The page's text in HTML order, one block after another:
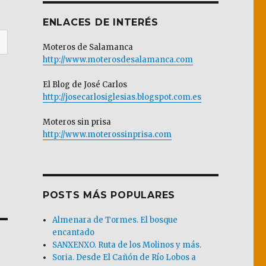
ENLACES DE INTERÉS
Moteros de Salamanca
http://www.moterosdesalamanca.com
El Blog de José Carlos
http://josecarlosiglesias.blogspot.com.es
Moteros sin prisa
http://www.moterossinprisa.com
POSTS MÁS POPULARES
Almenara de Tormes. El bosque
encantado
SANXENXO. Ruta de los Molinos y más.
Soria. Desde El Cañón de Río Lobos a